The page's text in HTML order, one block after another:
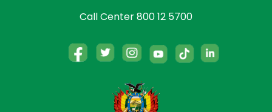
Call Center 800 12 5700